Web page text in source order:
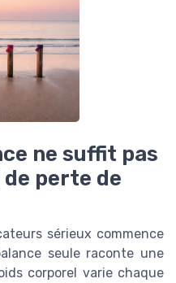
ne suffit pas
perte de
sérieux commence
seule raconte une
corporel varie chaque